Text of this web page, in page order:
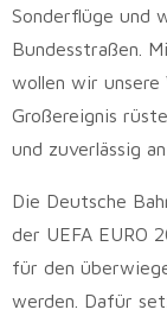
Sonderflüge und
Bundesstraßen.
wollen wir
Großereignis
und zuverlässig
Die Deutsche
der UEFA EURO
für den
werden. Dafür